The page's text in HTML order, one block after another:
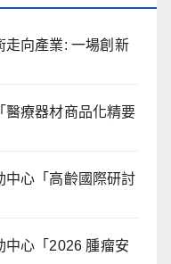
走向產業: ⼀場創新
醫療器材商品化精要
中心「高齡國際研討
中心「2026 腫瘤安